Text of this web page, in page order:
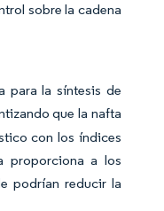
sobre la cadena
para la síntesis de
que la nafta
con los índices
proporciona a los
podrían reducir la